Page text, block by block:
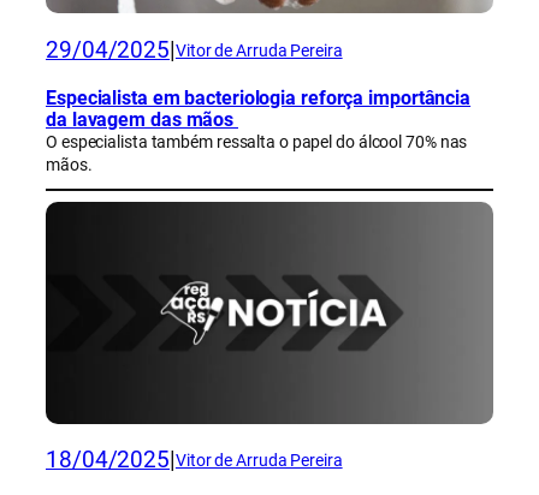
29/04/2025 Vitor de Arruda Pereira
Especialista em bacteriologia reforça importância
da lavagem das mãos
O especialista também ressalta o papel do álcool 70% nas
mãos.
18/04/2025 Vitor de Arruda Pereira